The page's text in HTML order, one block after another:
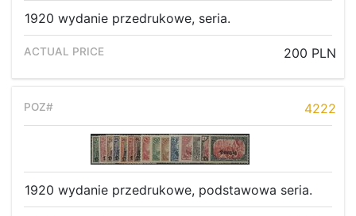
1920 wydanie przedrukowe, seria.
200 PLN
4222
1920 wydanie przedrukowe, podstawowa seria.